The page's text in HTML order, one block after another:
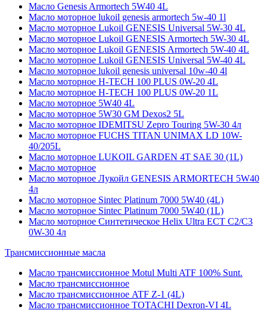
Масло Genesis Armortech 5W40 4L
Масло моторное lukoil genesis armortech 5w-40 1l
Масло моторное Lukoil GENESIS Universal 5W-30 4L
Масло моторное Lukoil GENESIS Armortech 5W-30 4L
Масло моторное Lukoil GENESIS Armortech 5W-40 4L
Масло моторное Lukoil GENESIS Universal 5W-40 4L
Масло моторное lukoil genesis universal 10w-40 4l
Масло моторное H-TECH 100 PLUS 0W-20 4L
Масло моторное H-TECH 100 PLUS 0W-20 1L
Масло моторное 5W40 4L
Масло моторное 5W30 GM Dexos2 5L
Масло моторное IDEMITSU Zepro Touring 5W-30 4л
Масло моторное FUCHS TITAN UNIMAX LD 10W-
40/205L
Масло моторное LUKOIL GARDEN 4Т SAE 30 (1L)
Масло моторное
Масло моторное Лукойл GENESIS ARMORTECH 5W40
4л
Масло моторное Sintec Platinum 7000 5W40 (4L)
Масло моторное Sintec Platinum 7000 5W40 (1L)
Масло моторное Синтетическое Helix Ultra ECT C2/C3
0W-30 4л
Трансмиссионные масла
Масло трансмиссионное Motul Multi ATF 100% Sunt.
Масло трансмиссионное
Масло трансмиссионное ATF Z-1 (4L)
Масло трансмиссионное TOTACHI Dexron-VI 4L